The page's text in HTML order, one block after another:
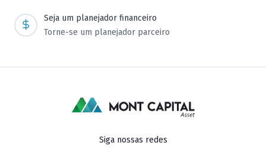
Seja um planejador financeiro
Torne-se um planejador parceiro
Siga nossas redes